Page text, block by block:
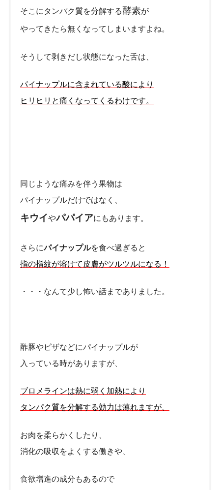
そこにタンパク質を分解する酵素が
やってきたら無くなってしまいますよね。
そうして剥きだし状態になった舌は、
パイナップルに含まれている酸により
ヒリヒリと痛くなってくるわけです。
同じような痛みを伴う果物は
パイナップルだけではなく、
キウイやパパイアにもあります。
さらにパイナップルを食べ過ぎると
指の指紋が溶けて皮膚がツルツルになる！
・・・なんて少し怖い話までありました。
酢豚やピザなどにパイナップルが
入っている時がありますが、
ブロメラインは熱に弱く加熱により
タンパク質を分解する効力は薄れますが、
お肉を柔らかくしたり、
消化の吸収をよくする働きや、
食欲増進の成分もあるので